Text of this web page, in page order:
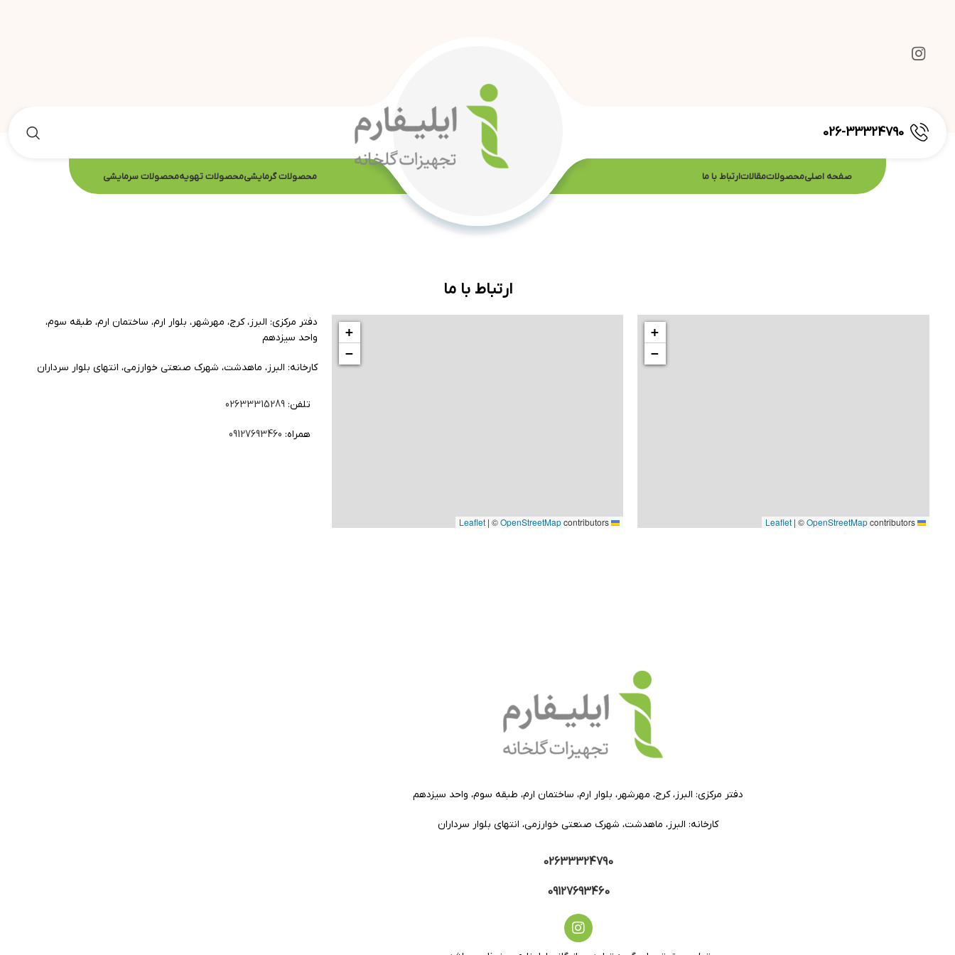
026-33324790
صفحه اصلیمحصولاتمقالاتارتباط با ما محصولات گرمایشیمحصولات تهویهمحصولات سرمایشی
ارتباط با ما
+
−
| ©OpenStreetMapcontributors
+
−
Leaflet
| ©OpenStreetMapcontributors
دفتر مرکزی: البرز، کرج، مهرشهر، بلوار ارم، ساختمان ارم، طبقه سوم،
واحد سیزدهم
کارخانه: البرز، ماهدشت، شهرک صنعتی خوارزمی، انتهای بلوار سرداران
تلفن:02633315289
همراه: 09127693460
دفتر مرکزی: البرز، کرج، مهرشهر، بلوار ارم، ساختمان ارم، طبقه سوم، واحد سیزدهم
کارخانه: البرز، ماهدشت، شهرک صنعتی خوارزمی، انتهای بلوار سرداران
02633324790
09127693460